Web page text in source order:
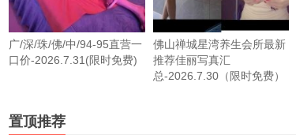
广/深/珠/佛/中/94-95直营一
口价-2026.7.31(限时免费)
佛山禅城星湾养生会所最新
推荐佳丽写真汇
总-2026.7.30（限时免费）
置顶推荐